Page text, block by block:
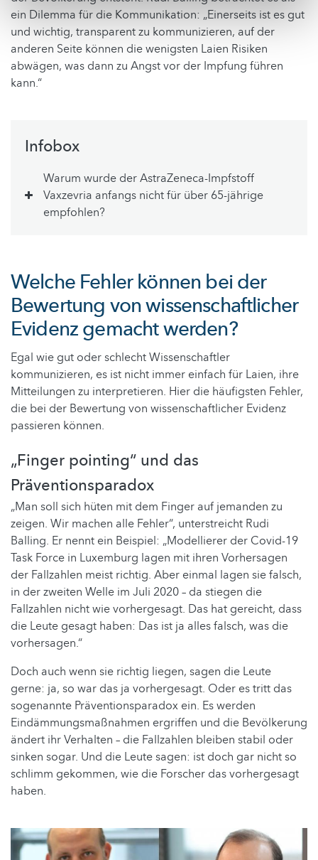
ein Dilemma für die Kommunikation: „Einerseits ist es gut
und wichtig, transparent zu kommunizieren, auf der
anderen Seite können die wenigsten Laien Risiken
abwägen, was dann zu Angst vor der Impfung führen
kann.“
Infobox
Warum wurde der AstraZeneca-Impfstoff
Vaxzevria anfangs nicht für über 65-jährige
empfohlen?
Welche Fehler können bei der
Bewertung von wissenschaftlicher
Evidenz gemacht werden?
Egal wie gut oder schlecht Wissenschaftler
kommunizieren, es ist nicht immer einfach für Laien, ihre
Mitteilungen zu interpretieren. Hier die häufigsten Fehler,
die bei der Bewertung von wissenschaftlicher Evidenz
passieren können.
„Finger pointing“ und das
Präventionsparadox
„Man soll sich hüten mit dem Finger auf jemanden zu
zeigen. Wir machen alle Fehler“, unterstreicht Rudi
Balling. Er nennt ein Beispiel: „Modellierer der Covid-19
Task Force in Luxemburg lagen mit ihren Vorhersagen
der Fallzahlen meist richtig. Aber einmal lagen sie falsch,
in der zweiten Welle im Juli 2020 – da stiegen die
Fallzahlen nicht wie vorhergesagt. Das hat gereicht, dass
die Leute gesagt haben: Das ist ja alles falsch, was die
vorhersagen.“
Doch auch wenn sie richtig liegen, sagen die Leute
gerne: ja, so war das ja vorhergesagt. Oder es tritt das
sogenannte Präventionsparadox ein. Es werden
Eindämmungsmaßnahmen ergriffen und die Bevölkerung
ändert ihr Verhalten – die Fallzahlen bleiben stabil oder
sinken sogar. Und die Leute sagen: ist doch gar nicht so
schlimm gekommen, wie die Forscher das vorhergesagt
haben.